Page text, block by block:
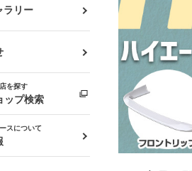
ィZ
イライン
R32）
ン
ン小物
テーショナリー
ラリー
を探す
ップ検索
スについて